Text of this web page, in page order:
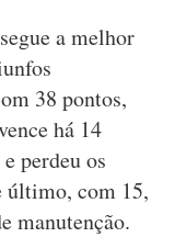
a melhor
38 pontos,
há 14
perdeu os
último, com 15,
manutenção.